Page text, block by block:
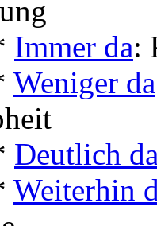
Immer da:
Weniger da
Deutlich
Weiterhin